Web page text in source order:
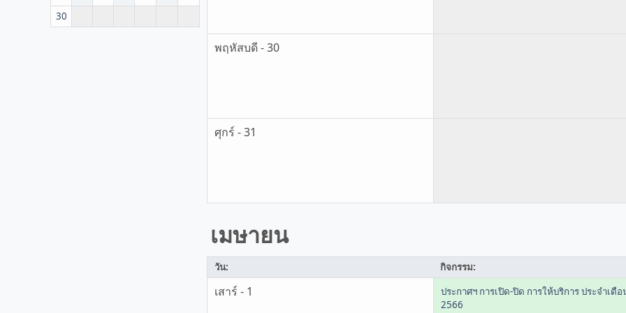
30
พฤหัสบดี - 30
ศุกร์ - 31
เมษายน
วัน: กิจกรรม:
เสาร์ - 1
ประกาศฯ การเปิด-ปิด การให้บริการ ประจำเดือ
2566